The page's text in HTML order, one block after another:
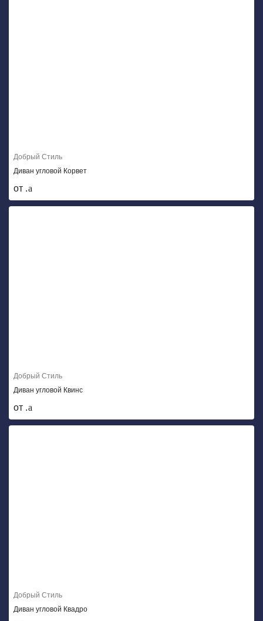
Добрый Стиль
Диван угловой Корвет
от .
Добрый Стиль
Диван угловой Квинс
от .
Добрый Стиль
Диван угловой Квадро